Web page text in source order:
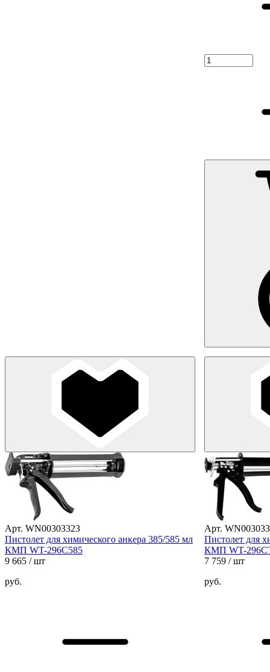
Арт. WN00303323
Пистолет для химического анкера 385/585 мл
КМП WT-296C585
9 665 / шт
руб.
Арт.
Пистолет для
КМП WT-
7 759 / шт
руб.